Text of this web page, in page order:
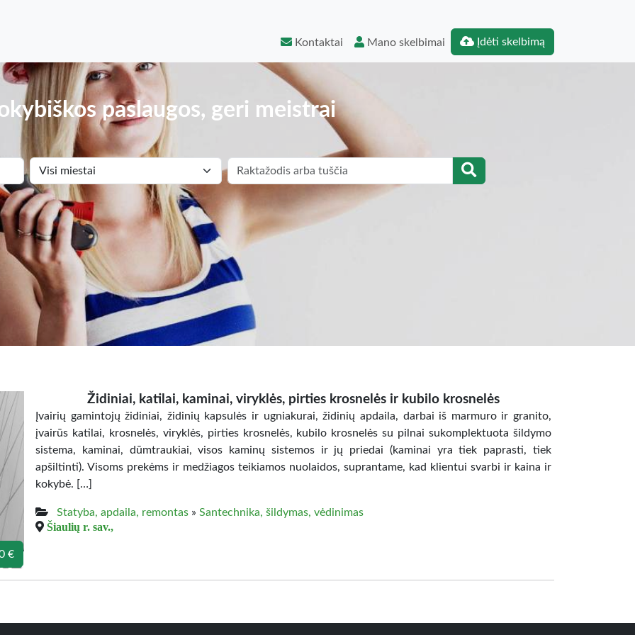
Kontaktai Mano skelbimai Įdėti skelbimą
paslaugos, geri meistrai
€
Židiniai, katilai, kaminai, viryklės, pirties krosnelės ir kubilo krosnelės
Įvairių gamintojų židiniai, židinių kapsulės ir ugniakurai, židinių apdaila, darbai iš marmuro ir granito,
įvairūs katilai, krosnelės, viryklės, pirties krosnelės, kubilo krosnelės su pilnai sukomplektuota šildymo
sistema, kaminai, dūmtraukiai, visos kaminų sistemos ir jų priedai (kaminai yra tiek paprasti, tiek
apšiltinti). Visoms prekėms ir medžiagos teikiamos nuolaidos, suprantame, kad klientui svarbi ir kaina ir
kokybė. […]
Statyba, apdaila, remontas » Santechnika, šildymas, vėdinimas
Šiaulių r. sav.,